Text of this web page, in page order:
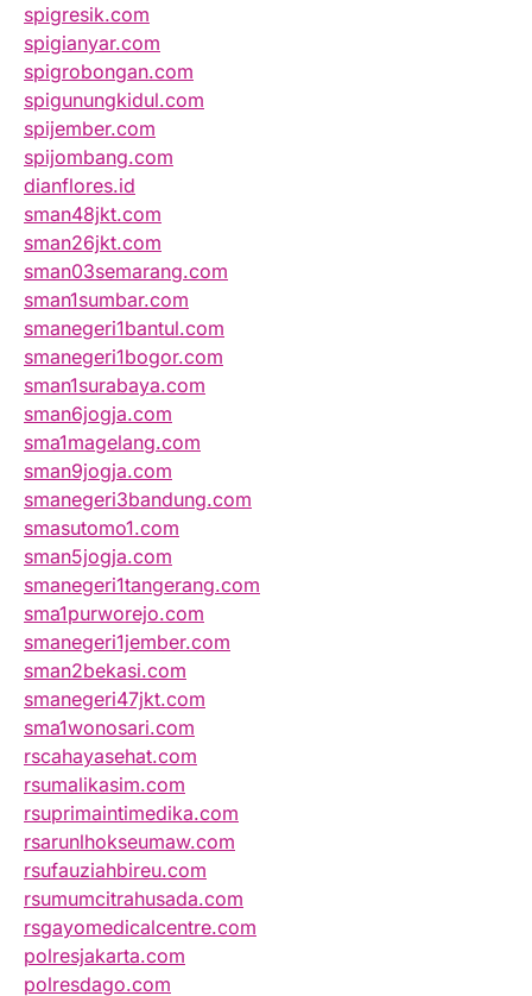
spigresik.com
spigianyar.com
spigrobongan.com
spigunungkidul.com
spijember.com
spijombang.com
dianflores.id
sman48jkt.com
sman26jkt.com
sman03semarang.com
sman1sumbar.com
smanegeri1bantul.com
smanegeri1bogor.com
sman1surabaya.com
sman6jogja.com
sma1magelang.com
sman9jogja.com
smanegeri3bandung.com
smasutomo1.com
sman5jogja.com
smanegeri1tangerang.com
sma1purworejo.com
smanegeri1jember.com
sman2bekasi.com
smanegeri47jkt.com
sma1wonosari.com
rscahayasehat.com
rsumalikasim.com
rsuprimaintimedika.com
rsarunlhokseumaw.com
rsufauziahbireu.com
rsumumcitrahusada.com
rsgayomedicalcentre.com
polresjakarta.com
polresdago.com